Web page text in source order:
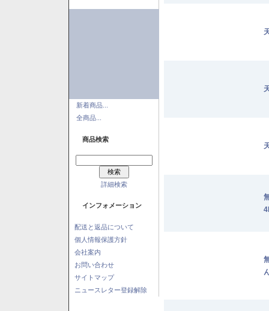
新着商品...
全商品...
商品検索
詳細検索
インフォメーション
配送と返品について
個人情報保護方針
会社案内
お問い合わせ
サイトマップ
ニュースレター登録解除